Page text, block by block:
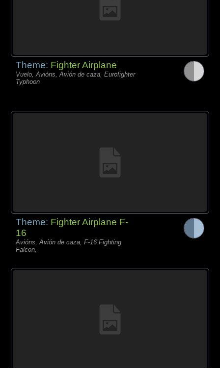
Theme: Fighter Airplane
Vuelo, Avións, Avión de caza, Eurofighter
Typhoon
Theme: Fighter Airplane F-
16
Avións, Avión de caza, F-16 Fighting
Falcon,